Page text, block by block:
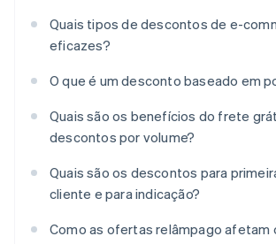
Quais tipos de descontos de e-
eficazes?
O que é um desconto baseado em
Quais são os benefícios do frete
descontos por volume?
Quais são os descontos para
cliente e para indicação?
Como as ofertas relâmpago afetam